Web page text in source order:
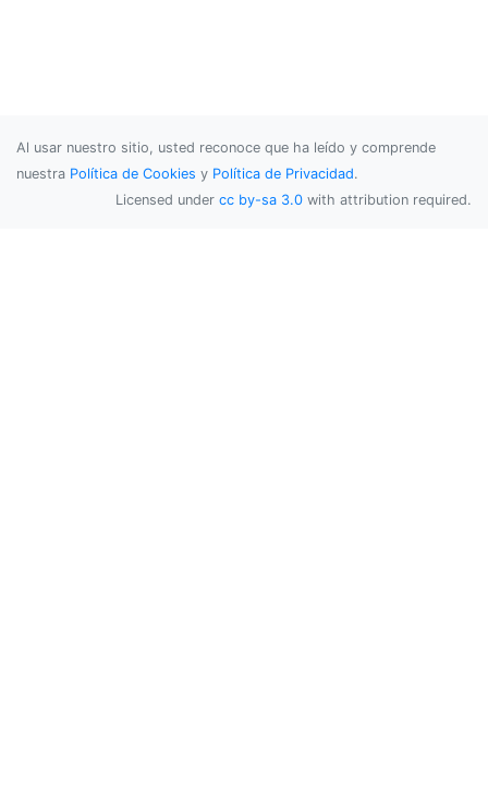
Al usar nuestro sitio, usted reconoce que ha leído y comprende
nuestra Política de Cookies y Política de Privacidad.
Licensed under cc by-sa 3.0 with attribution required.